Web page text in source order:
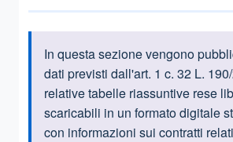
Informazioni
In questa sezione vengono
dati previsti dall'art. 1 c. 32 L.
relative tabelle riassuntive rese
scaricabili in un formato digitale
con informazioni sui contratti